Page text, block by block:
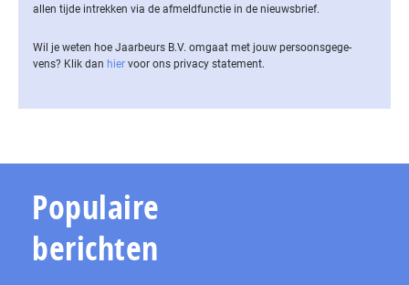
allen tijde intrekken via de af­meld­func­tie in de nieuwsbrief.
Wil je weten hoe Jaarbeurs B.V. omgaat met jouw per­soons­ge­ge­
vens? Klik dan hier voor ons privacy statement.
Populaire
berichten